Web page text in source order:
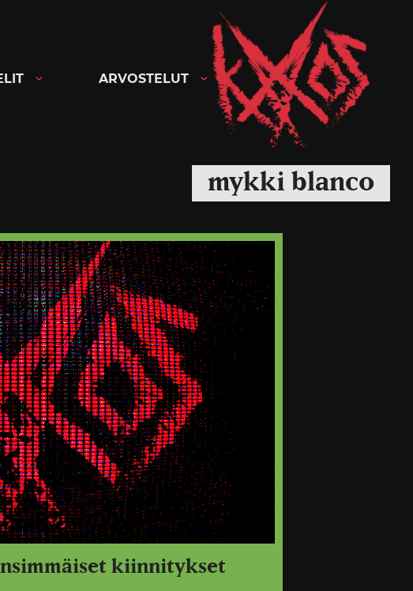
Kaaoszine
ARVOSTELUT
mykki blanco
kiinnitykset